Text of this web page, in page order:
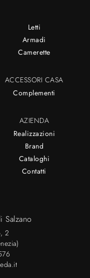
Letti
Armadi
Camerette
ACCESSORI CASA
Complementi
AZIENDA
Realizzazioni
Brand
Cataloghi
Contatti
Salzano
2